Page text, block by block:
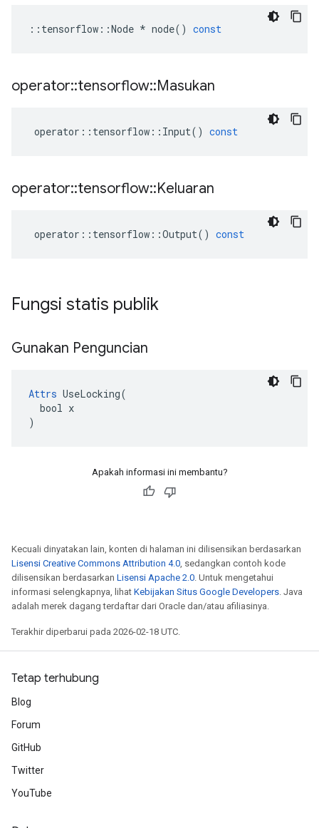
:: tensorflow ::Node * node() const
operator::tensorflow::Masukan
operator :: tensorflow :: Input() const
operator::tensorflow::Keluaran
operator :: tensorflow ::Output() const
Fungsi statis publik
Gunakan Penguncian
Attrs UseLocking(
  bool x
)
Apakah informasi ini membantu?
Kecuali dinyatakan lain, konten di halaman ini dilisensikan berdasarkan
Lisensi Creative Commons Attribution 4.0, sedangkan contoh kode
dilisensikan berdasarkan Lisensi Apache 2.0. Untuk mengetahui
informasi selengkapnya, lihat Kebijakan Situs Google Developers. Java
adalah merek dagang terdaftar dari Oracle dan/atau afiliasinya.
Terakhir diperbarui pada 2026-02-18 UTC.
Tetap terhubung
Blog
Forum
GitHub
Twitter
YouTube